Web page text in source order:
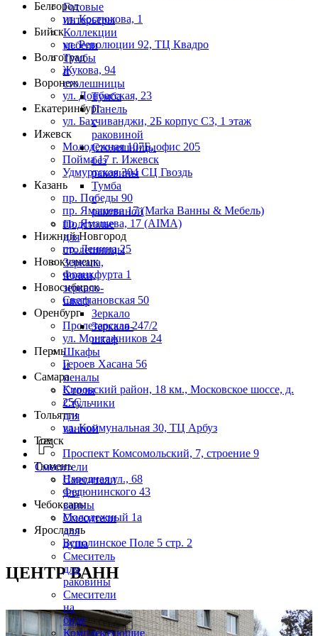
Готовые
интерьеры
Коллекции
мебели
Тумбы
и
столешницы
Тумба
Панель
с
раковиной
Столешницы
без
раковины
Тумба
с
раковиной
Подстолье
для
столешницы
Зеркала,
полки,
зеркало-
шкаф
Зеркало
Зеркало-
шкаф
Шкафы
и
пеналы
Столы
Стульчики
для
ванной
Смесители
Смесители
для
ванны
Смесители
для
душа
Смеситель
для
раковины
Смесители
на
биде
Комплектующие
Белгород
ул. Костюкова, 1
Бийск
ул. Революции 92, ТЦ Квадро
Волгоград
Жукова, 94
Воронеж
ул. Донбасская, 23
Екатеринбург
ул. Бахчиванджи, 2Б корпус С3, 1 этаж
Ижевск
Молодежная 107Б, офис 205
Пойма 17 г. Ижевск
Удмуртская 304 СЦ Гвоздь
Казань
пр. Победы 90
пр. Ямашева 17 (Marka Ванны & Мебель)
пр. Ямашева, 17 (AIMA)
Нижний Новгород
пр. Ленина 25
Новокузнецк
Франкфурта 1
Новосибирск
Светлановская 50
Оренбург
Пролетарская 247/2
ул. Монтажников 24
Пермь
Героев Хасана 56
Самара
Кировский район, 18 км., Московское шоссе, д.
25С
Тольятти
ул. Коммунальная 30, ТЦ Арбуз
Томск
Проспект Комсомольский, 7, строение 9
Тюмень
Народная ул., 68
Федюнинского 43
Чебоксары
Молодежный 1а
Ярославль
Всполинское Поле 5 стр. 2
ЦЕНТР ВАНН